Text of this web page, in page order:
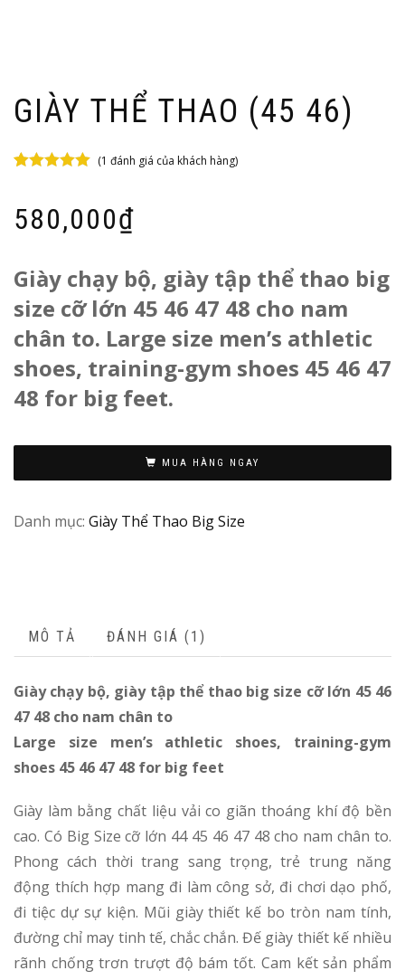
GIÀY THỂ THAO (45 46)
giá
(1 đánh giá của khách hàng)
580,000₫
Giày chạy bộ, giày tập thể thao big
size cỡ lớn 45 46 47 48 cho nam
chân to. Large size men’s athletic
shoes, training-gym shoes 45 46 47
48 for big feet.
MUA HÀNG NGAY
Danh mục: Giày Thể Thao Big Size
MÔ TẢ ĐÁNH GIÁ (1)
Giày chạy bộ, giày tập thể thao big size cỡ lớn 45 46
47 48 cho nam chân to
Large size men’s athletic shoes, training-gym
shoes 45 46 47 48 for big feet
Giày làm bằng chất liệu vải co giãn thoáng khí độ bền
cao. Có Big Size cỡ lớn 44 45 46 47 48 cho nam chân to.
Phong cách thời trang sang trọng, trẻ trung năng
động thích hợp mang đi làm công sở, đi chơi dạo phố,
đi tiệc dự sự kiện. Mũi giày thiết kế bo tròn nam tính,
đường chỉ may tinh tế, chắc chắn. Đế giày thiết kế nhiều
rãnh chống trơn trượt độ bám tốt. Cam kết sản phẩm